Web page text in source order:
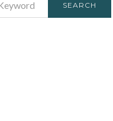
SEARCH